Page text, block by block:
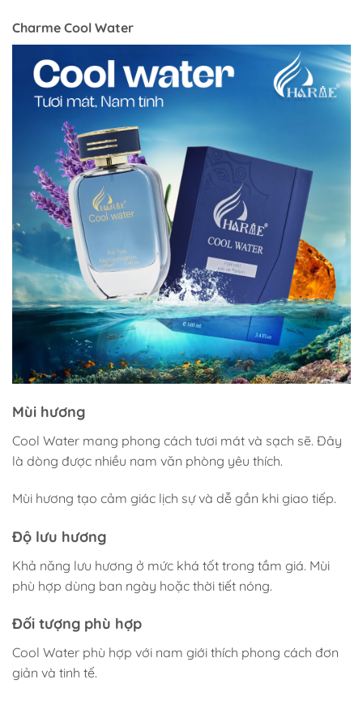
Charme Cool Water
Mùi hương
Cool Water mang phong cách tươi mát và sạch sẽ. Đây
là dòng được nhiều nam văn phòng yêu thích.
Mùi hương tạo cảm giác lịch sự và dễ gần khi giao tiếp.
Độ lưu hương
Khả năng lưu hương ở mức khá tốt trong tầm giá. Mùi
phù hợp dùng ban ngày hoặc thời tiết nóng.
Đối tượng phù hợp
Cool Water phù hợp với nam giới thích phong cách đơn
giản và tinh tế.